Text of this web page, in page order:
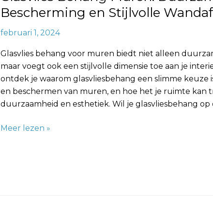
Bescherming en Stijlvolle
februari 1, 2024
Glasvlies behang voor muren biedt niet alleen
maar voegt ook een stijlvolle dimensie toe aan je
ontdek je waarom glasvliesbehang een slimme keuze
en beschermen van muren, en hoe het je ruimte kan
duurzaamheid en esthetiek. Wil je glasvliesbehang op
Meer lezen »